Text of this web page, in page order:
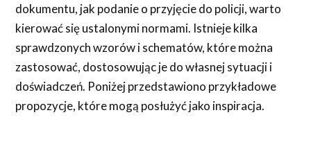
dokumentu, jak podanie o przyjęcie do policji, warto
kierować się ustalonymi normami. Istnieje kilka
sprawdzonych wzorów i schematów, które można
zastosować, dostosowując je do własnej sytuacji i
doświadczeń. Poniżej przedstawiono przykładowe
propozycje, które mogą posłużyć jako inspiracja.